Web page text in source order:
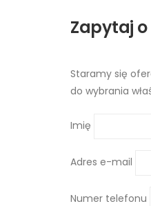
Zapytaj
Staramy się
do wybrania
Imię
Adres e-mail
Numer telefonu